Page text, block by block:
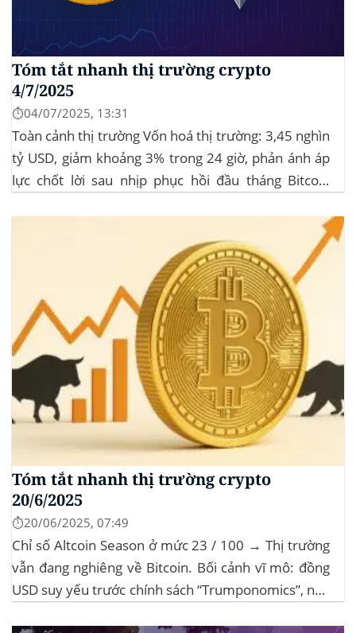
Tóm tắt nhanh thị trường crypto
4/7/2025
⏱️04/07/2025, 13:31
Toàn cảnh thị trường Vốn hoá thị trường: 3,45 nghìn
tỷ USD, giảm khoảng 3% trong 24 giờ, phản ánh áp
lực chốt lời sau nhịp phục hồi đầu tháng‍ Bitcoin
Tóm tắt nhanh thị trường crypto
20/6/2025
⏱️20/06/2025, 07:49
Chỉ số Altcoin Season ở mức 23 / 100 → Thị trường
vẫn đang nghiêng về Bitcoin. Bối cảnh vĩ mô: đồng
USD suy yếu trước chính sách “Trumponomics”, nhà